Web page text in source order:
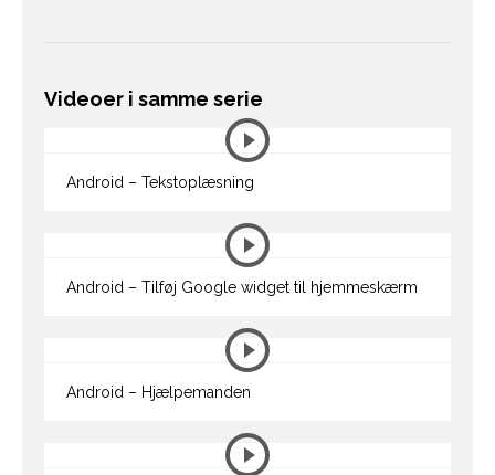
Videoer i samme serie
Android – Tekstoplæsning
Android – Tilføj Google widget til hjemmeskærm
Android – Hjælpemanden